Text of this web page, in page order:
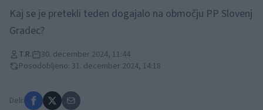
Kaj se je pretekli teden dogajalo na območju PP Slovenj
Gradec?
T.R.
30. december 2024, 11:44
Posodobljeno: 31. december 2024, 14:18
Deli: